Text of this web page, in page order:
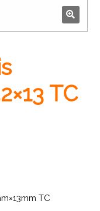
🔍
TC
TC